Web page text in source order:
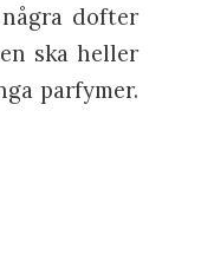
dofter
ska heller
parfymer.